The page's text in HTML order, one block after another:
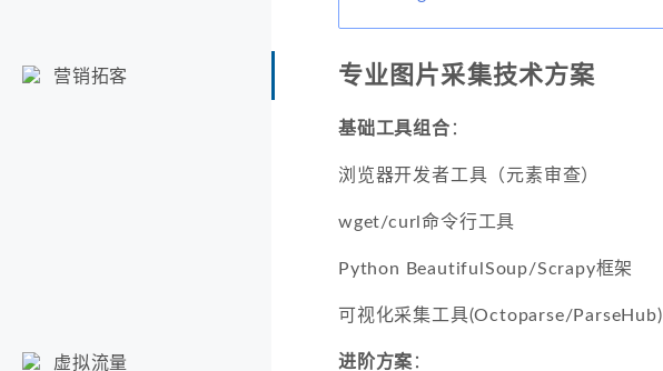
营销拓客
虚拟流量
专业图片采集技术方案
基础工具组合 ：
浏览器开发者工具（元素审查）
wget/curl命令行工具
Python BeautifulSoup/Scrapy框架
可视化采集工具(Octoparse/ParseHub)
进阶方案 ：